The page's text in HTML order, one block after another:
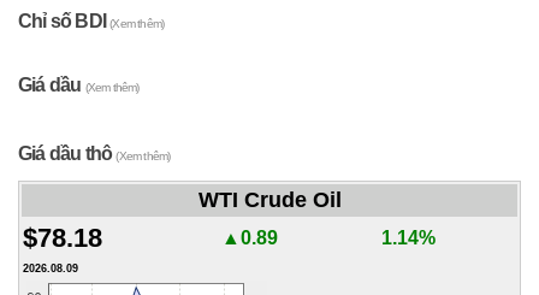
Chỉ số BDI(Xem thêm)
Giá dầu (Xem thêm)
Giá dầu thô(Xem thêm)
WTI Crude Oil
$78.18 ▲0.89 1.14%
2026.08.09